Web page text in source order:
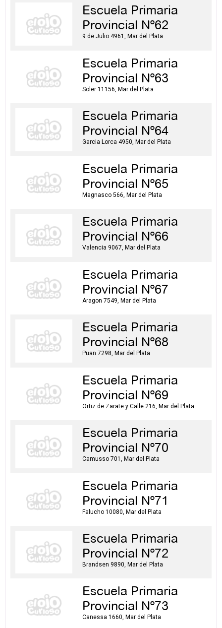
Escuela Primaria
Provincial Nº62
9 de Julio 4961, Mar del Plata
Escuela Primaria
Provincial Nº63
Soler 11156, Mar del Plata
Escuela Primaria
Provincial Nº64
Garcia Lorca 4950, Mar del Plata
Escuela Primaria
Provincial Nº65
Magnasco 566, Mar del Plata
Escuela Primaria
Provincial Nº66
Valencia 9067, Mar del Plata
Escuela Primaria
Provincial Nº67
Aragon 7549, Mar del Plata
Escuela Primaria
Provincial Nº68
Puan 7298, Mar del Plata
Escuela Primaria
Provincial Nº69
Ortiz de Zarate y Calle 216, Mar del Plata
Escuela Primaria
Provincial Nº70
Camusso 701, Mar del Plata
Escuela Primaria
Provincial Nº71
Falucho 10080, Mar del Plata
Escuela Primaria
Provincial Nº72
Brandsen 9890, Mar del Plata
Escuela Primaria
Provincial Nº73
Canessa 1660, Mar del Plata